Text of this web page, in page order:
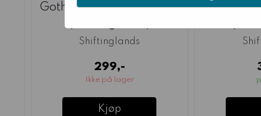
Gothic Arch Template Set
Shiftinglands
299,-
Ikke på lager
Kjøp
Brick